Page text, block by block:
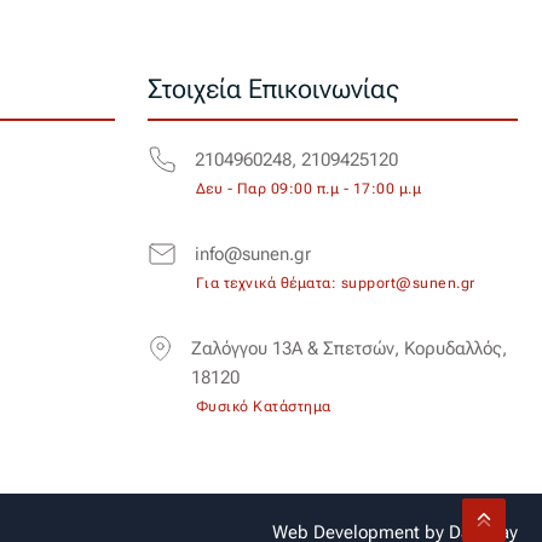
Στοιχεία Επικοινωνίας
2104960248, 2109425120
Δευ - Παρ 09:00 π.μ - 17:00 μ.μ
info@sunen.gr
Για τεχνικά θέματα: support@sunen.gr
Ζαλόγγου 13Α & Σπετσών, Κορυδαλλός,
18120
Φυσικό Κατάστημα
Web Development by Dataway